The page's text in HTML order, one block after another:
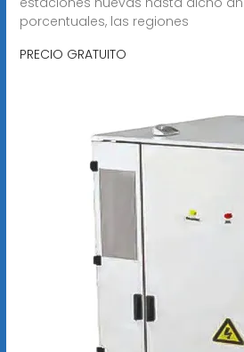
porcentuales, las regiones
PRECIO GRATUITO